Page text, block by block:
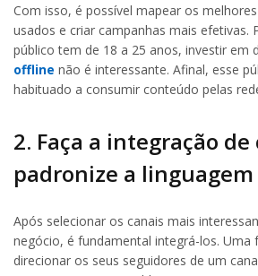
Com isso, é possível mapear os
usados e criar campanhas mais efetivas.
público tem de 18 a 25 anos, investir em
offline não é interessante. Afinal, esse
habituado a consumir conteúdo pelas
2. Faça a integração de
padronize a linguagem
Após selecionar os canais mais
negócio, é fundamental integrá-los. Uma
direcionar os seus seguidores de um